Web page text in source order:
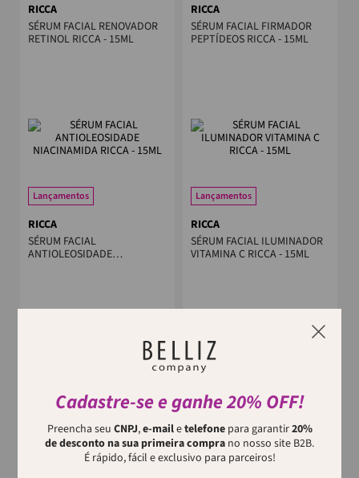
Cadastre-se e ganhe 20% OFF!
Preencha seu CNPJ,e-mailetelefonepara garantir20%
de desconto na sua primeira compra no nosso site B2B.
É rápido, fácil e exclusivo para parceiros!
RICCA
SÉRUM FACIAL RENOVADOR
RETINOL RICCA - 15ML
RICCA
SÉRUM FACIAL FIRMADOR
PEPTÍDEOS RICCA - 15ML
Lançamentos
RICCA
SÉRUM FACIAL
ANTIOLEOSIDADE
Lançamentos
RICCA
SÉRUM FACIAL ILUMINADOR
VITAMINA C RICCA - 15ML
Lançamentos
Bivolt - 1 Ano de Garantia
RICCA
Multi Dry Escova Secadora
Troca Cabeças Ricca
Lançamentos
RICCA
Esc. Ricca Flex Glam Rosa